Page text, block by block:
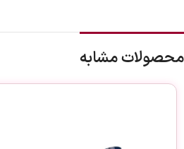
محصولات مشابه